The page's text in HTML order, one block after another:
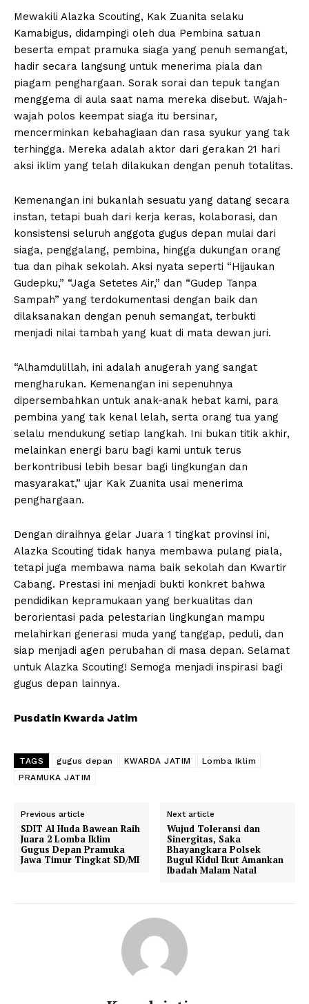
Mewakili Alazka Scouting, Kak Zuanita selaku
Kamabigus, didampingi oleh dua Pembina satuan
beserta empat pramuka siaga yang penuh semangat,
hadir secara langsung untuk menerima piala dan
piagam penghargaan. Sorak sorai dan tepuk tangan
menggema di aula saat nama mereka disebut. Wajah-
wajah polos keempat siaga itu bersinar,
mencerminkan kebahagiaan dan rasa syukur yang tak
terhingga. Mereka adalah aktor dari gerakan 21 hari
aksi iklim yang telah dilakukan dengan penuh totalitas.
Kemenangan ini bukanlah sesuatu yang datang secara
instan, tetapi buah dari kerja keras, kolaborasi, dan
konsistensi seluruh anggota gugus depan mulai dari
siaga, penggalang, pembina, hingga dukungan orang
tua dan pihak sekolah. Aksi nyata seperti “Hijaukan
Gudepku,” “Jaga Setetes Air,” dan “Gudep Tanpa
Sampah” yang terdokumentasi dengan baik dan
dilaksanakan dengan penuh semangat, terbukti
menjadi nilai tambah yang kuat di mata dewan juri.
“Alhamdulillah, ini adalah anugerah yang sangat
mengharukan. Kemenangan ini sepenuhnya
dipersembahkan untuk anak-anak hebat kami, para
pembina yang tak kenal lelah, serta orang tua yang
selalu mendukung setiap langkah. Ini bukan titik akhir,
melainkan energi baru bagi kami untuk terus
berkontribusi lebih besar bagi lingkungan dan
masyarakat,” ujar Kak Zuanita usai menerima
penghargaan.
Dengan diraihnya gelar Juara 1 tingkat provinsi ini,
Alazka Scouting tidak hanya membawa pulang piala,
tetapi juga membawa nama baik sekolah dan Kwartir
Cabang. Prestasi ini menjadi bukti konkret bahwa
pendidikan kepramukaan yang berkualitas dan
berorientasi pada pelestarian lingkungan mampu
melahirkan generasi muda yang tanggap, peduli, dan
siap menjadi agen perubahan di masa depan. Selamat
untuk Alazka Scouting! Semoga menjadi inspirasi bagi
gugus depan lainnya.
Pusdatin Kwarda Jatim
TAGS gugus depan KWARDA JATIM
Lomba Iklim
PRAMUKA JATIM
Previous article
SDIT Al Huda Bawean Raih
Juara 2 Lomba Iklim
Gugus Depan Pramuka
Jawa Timur Tingkat SD/MI
Next article
Wujud Toleransi dan
Sinergitas, Saka
Bhayangkara Polsek
Bugul Kidul Ikut Amankan
Ibadah Malam Natal